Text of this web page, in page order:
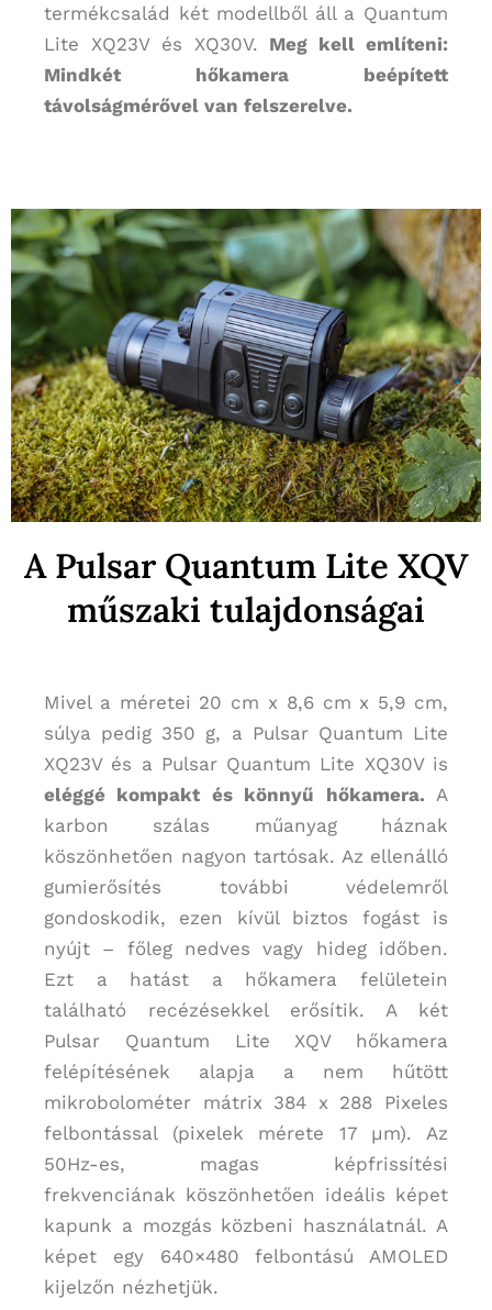
termékcsalád két modellből áll a Quantum
Lite XQ23V és XQ30V. Meg kell említeni:
Mindkét hőkamera beépített
távolságmérővel van felszerelve.
A Pulsar Quantum Lite XQV
műszaki tulajdonságai
Mivel a méretei 20 cm x 8,6 cm x 5,9 cm,
súlya pedig 350 g, a Pulsar Quantum Lite
XQ23V és a Pulsar Quantum Lite XQ30V is
eléggé kompakt és könnyű hőkamera. A
karbon szálas műanyag háznak
köszönhetően nagyon tartósak. Az ellenálló
gumierősítés további védelemről
gondoskodik, ezen kívül biztos fogást is
nyújt – főleg nedves vagy hideg időben.
Ezt a hatást a hőkamera felületein
található recézésekkel erősítik. A két
Pulsar Quantum Lite XQV hőkamera
felépítésének alapja a nem hűtött
mikrobolométer mátrix 384 x 288 Pixeles
felbontással (pixelek mérete 17 µm). Az
50Hz-es, magas képfrissítési
frekvenciának köszönhetően ideális képet
kapunk a mozgás közbeni használatnál. A
képet egy 640×480 felbontású AMOLED
kijelzőn nézhetjük.